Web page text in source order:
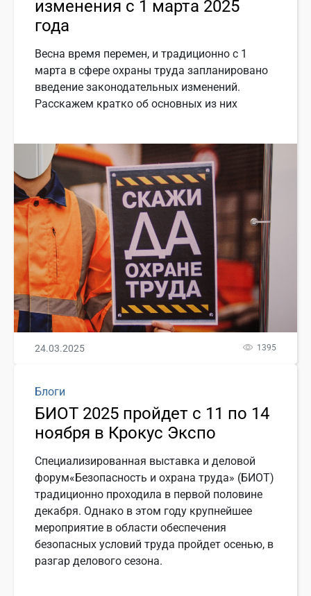
изменения с 1 марта 2025
года
Весна время перемен, и традиционно с 1
марта в сфере охраны труда запланировано
введение законодательных изменений.
Расскажем кратко об основных из них
24.03.2025 1395
Блоги
БИОТ 2025 пройдет с 11 по 14
ноября в Крокус Экспо
Специализированная выставка и деловой
форум«Безопасность и охрана труда» (БИОТ)
традиционно проходила в первой половине
декабря. Однако в этом году крупнейшее
мероприятие в области обеспечения
безопасных условий труда пройдет осенью, в
разгар делового сезона.